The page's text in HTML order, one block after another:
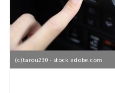
(c)tarou230 - stock.adobe.com